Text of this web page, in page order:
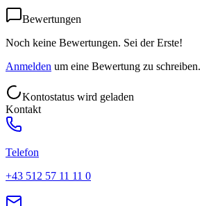
Bewertungen
Noch keine Bewertungen. Sei der Erste!
Anmelden um eine Bewertung zu schreiben.
Kontostatus wird geladen
Kontakt
Telefon
+43 512 57 11 11 0